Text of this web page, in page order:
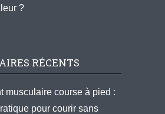
?
RÉCENTS
musculaire course à pied :
pour courir sans